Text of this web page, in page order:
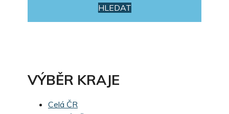
HLEDAT
VÝBĚR KRAJE
Celá ČR